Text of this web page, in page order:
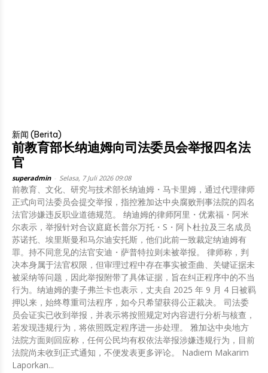
新闻 (Berita)
前教育部长纳迪姆向司法委员会举报四名法
官
superadmin Selasa, 7 Juli 2026 09:08
前教育、文化、研究与技术部长纳迪姆・马卡里姆，通过代理律师
正式向司法委员会提交举报，指控雅加达中央腐败刑事法院的四名
法官涉嫌违反职业道德规范。 纳迪姆的律师阿里・优素福・阿米
尔表示，举报针对合议庭庭长普尔万托・S・阿卜杜拉及三名成员
苏诺托、埃里斯曼和马尔迪安托斯，他们此前一致裁定纳迪姆有
罪。持不同意见的法官安迪・萨普特拉则未被举报。 律师称，判
决本身属于法官权限，但审理过程中存在事实被歪曲、关键证据未
被采纳等问题，因此举报附带了具体证据，旨在纠正程序中的不当
行为。纳迪姆的妻子弗兰卡也表示，丈夫自 2025 年 9 月 4 日被羁
押以来，始终尊重司法程序，如今只希望获得公正裁决。 司法委
员会证实已收到举报，并表示将按照规定对内容进行分析与核查，
若发现违规行为，将依照既定程序进一步处理。 雅加达中央地方
法院方面则回应称，任何公民均有权依法举报涉嫌违规行为，目前
法院尚未收到正式通知，不便发表更多评论。 Nadiem Makarim
Laporkan...